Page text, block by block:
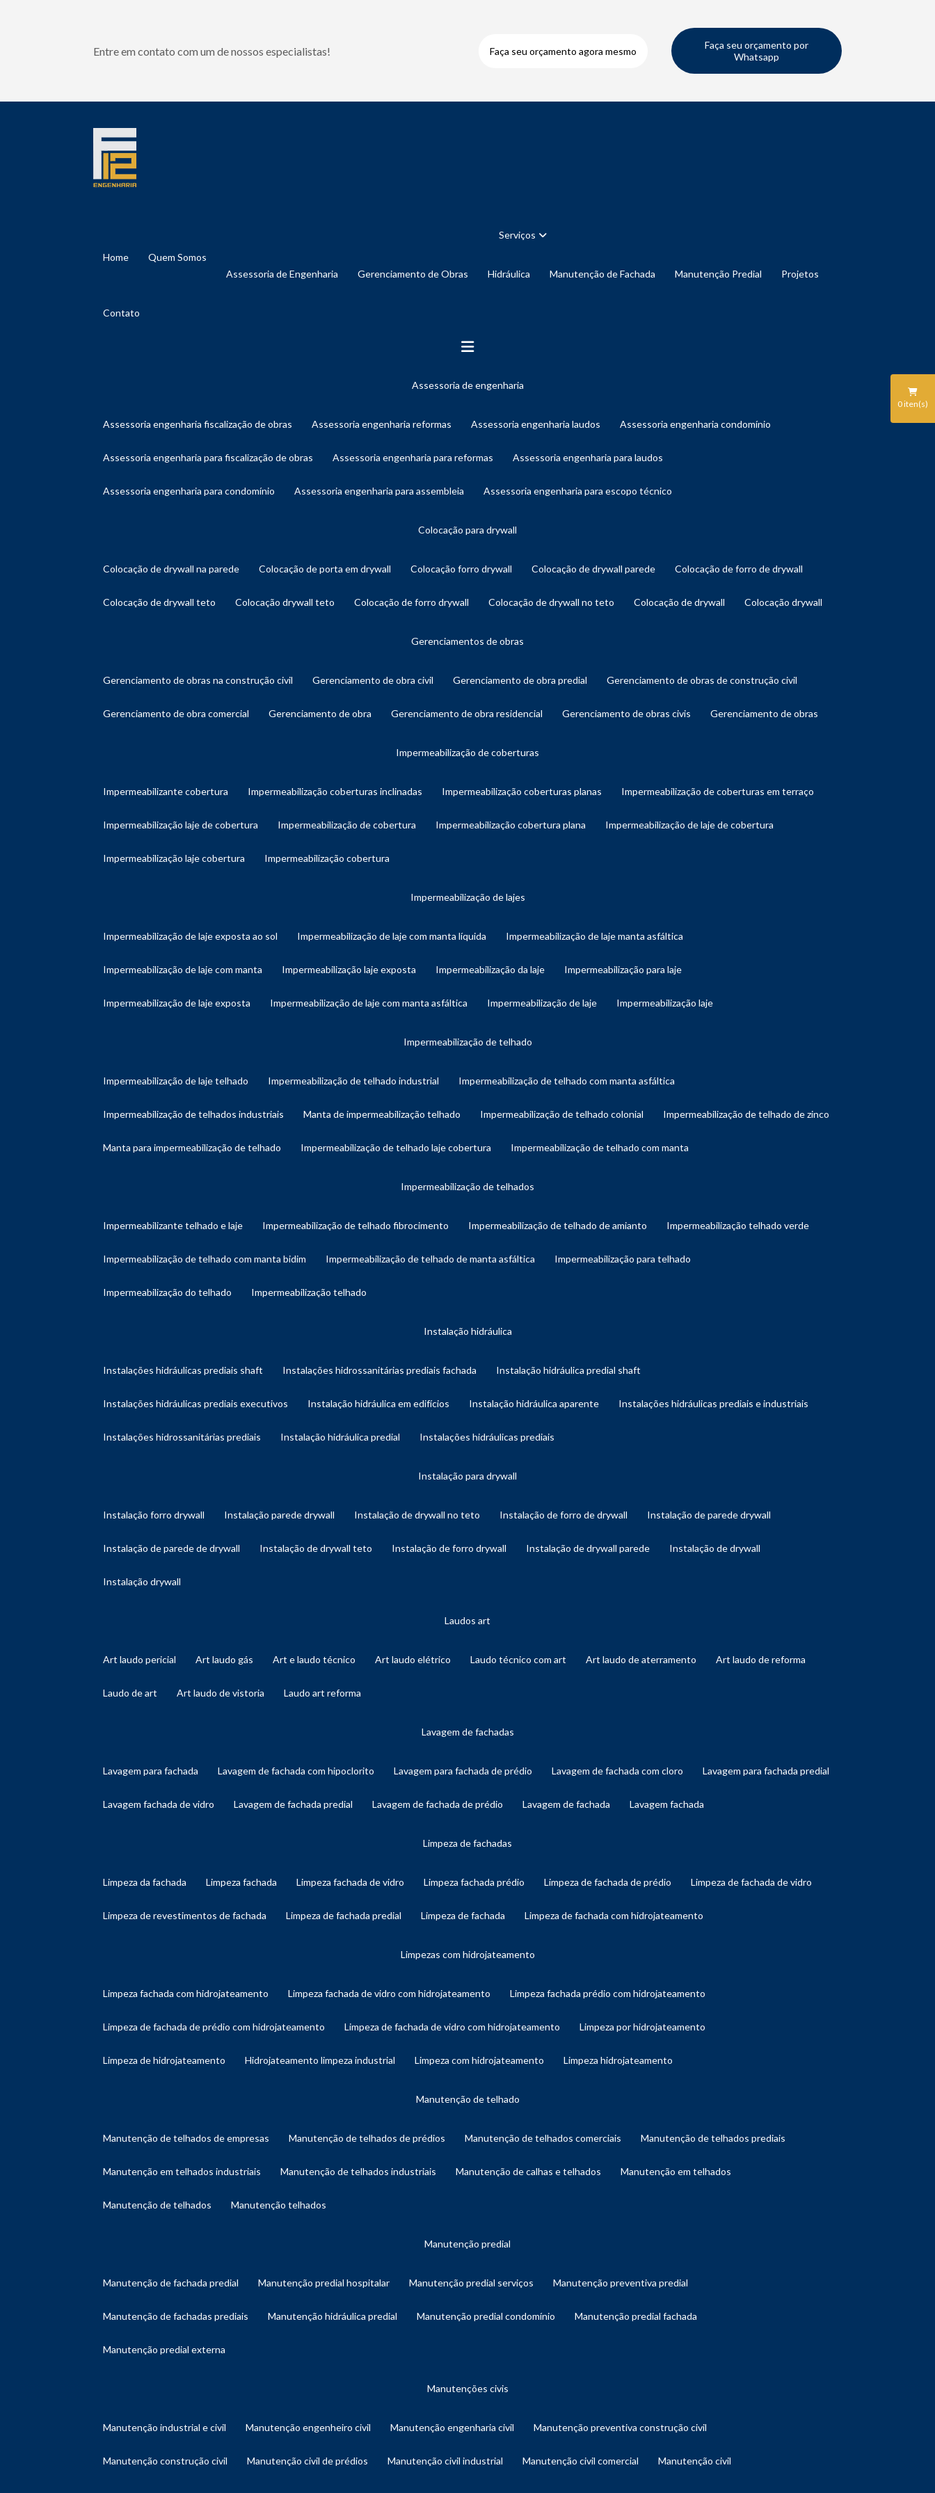
Entre em contato com um de nossos especialistas! Faça seu orçamento agora mesmo
Faça seu orçamento por
Whatsapp
Home Quem Somos
Serviços
Assessoria de Engenharia Gerenciamento de Obras Hidráulica Manutenção de Fachada Manutenção Predial Projetos
Contato
assessoria de engenharia
assessoria engenharia fiscalização de obras assessoria engenharia reformas assessoria engenharia laudos assessoria engenharia condomínio
assessoria engenharia para fiscalização de obras assessoria engenharia para reformas assessoria engenharia para laudos
assessoria engenharia para condomínio assessoria engenharia para assembleia assessoria engenharia para escopo técnico
colocação para drywall
colocação de drywall na parede colocação de porta em drywall colocação forro drywall colocação de drywall parede colocação de forro de drywall
colocação de drywall teto colocação drywall teto colocação de forro drywall colocação de drywall no teto colocação de drywall colocação drywall
gerenciamentos de obras
gerenciamento de obras na construção civil gerenciamento de obra civil gerenciamento de obra predial gerenciamento de obras de construção civil
gerenciamento de obra comercial gerenciamento de obra gerenciamento de obra residencial gerenciamento de obras civis gerenciamento de obras
impermeabilização de coberturas
impermeabilizante cobertura impermeabilização coberturas inclinadas impermeabilização coberturas planas impermeabilização de coberturas em terraço
impermeabilização laje de cobertura impermeabilização de cobertura impermeabilização cobertura plana impermeabilização de laje de cobertura
impermeabilização laje cobertura impermeabilização cobertura
impermeabilização de lajes
impermeabilização de laje exposta ao sol impermeabilização de laje com manta líquida impermeabilização de laje manta asfáltica
impermeabilização de laje com manta impermeabilização laje exposta impermeabilização da laje impermeabilização para laje
impermeabilização de laje exposta impermeabilização de laje com manta asfáltica impermeabilização de laje impermeabilização laje
impermeabilização de telhado
impermeabilização de laje telhado impermeabilização de telhado industrial impermeabilização de telhado com manta asfáltica
impermeabilização de telhados industriais manta de impermeabilização telhado impermeabilização de telhado colonial impermeabilização de telhado de zinco
manta para impermeabilização de telhado impermeabilização de telhado laje cobertura impermeabilização de telhado com manta
impermeabilização de telhados
impermeabilizante telhado e laje impermeabilização de telhado fibrocimento impermeabilização de telhado de amianto impermeabilização telhado verde
impermeabilização de telhado com manta bidim impermeabilização de telhado de manta asfáltica impermeabilização para telhado
impermeabilização do telhado impermeabilização telhado
instalação hidráulica
instalações hidráulicas prediais shaft instalações hidrossanitárias prediais fachada instalação hidráulica predial shaft
instalações hidráulicas prediais executivos instalação hidráulica em edifícios instalação hidráulica aparente instalações hidráulicas prediais e industriais
instalações hidrossanitárias prediais instalação hidráulica predial instalações hidráulicas prediais
instalação para drywall
instalação forro drywall instalação parede drywall instalação de drywall no teto instalação de forro de drywall instalação de parede drywall
instalação de parede de drywall instalação de drywall teto instalação de forro drywall instalação de drywall parede instalação de drywall
instalação drywall
laudos art
art laudo pericial art laudo gás art e laudo técnico art laudo elétrico laudo técnico com art art laudo de aterramento art laudo de reforma
laudo de art art laudo de vistoria laudo art reforma
lavagem de fachadas
lavagem para fachada lavagem de fachada com hipoclorito lavagem para fachada de prédio lavagem de fachada com cloro lavagem para fachada predial
lavagem fachada de vidro lavagem de fachada predial lavagem de fachada de prédio lavagem de fachada lavagem fachada
limpeza de fachadas
limpeza da fachada limpeza fachada limpeza fachada de vidro limpeza fachada prédio limpeza de fachada de prédio limpeza de fachada de vidro
limpeza de revestimentos de fachada limpeza de fachada predial limpeza de fachada limpeza de fachada com hidrojateamento
limpezas com hidrojateamento
limpeza fachada com hidrojateamento limpeza fachada de vidro com hidrojateamento limpeza fachada prédio com hidrojateamento
limpeza de fachada de prédio com hidrojateamento limpeza de fachada de vidro com hidrojateamento limpeza por hidrojateamento
limpeza de hidrojateamento hidrojateamento limpeza industrial limpeza com hidrojateamento limpeza hidrojateamento
manutenção de telhado
manutenção de telhados de empresas manutenção de telhados de prédios manutenção de telhados comerciais manutenção de telhados prediais
manutenção em telhados industriais manutenção de telhados industriais manutenção de calhas e telhados manutenção em telhados
manutenção de telhados manutenção telhados
manutenção predial
manutenção de fachada predial manutenção predial hospitalar manutenção predial serviços manutenção preventiva predial
manutenção de fachadas prediais manutenção hidráulica predial manutenção predial condomínio manutenção predial fachada
manutenção predial externa
manutenções civis
manutenção industrial e civil manutenção engenheiro civil manutenção engenharia civil manutenção preventiva construção civil
manutenção construção civil manutenção civil de prédios manutenção civil industrial manutenção civil comercial manutenção civil
0iten(s)